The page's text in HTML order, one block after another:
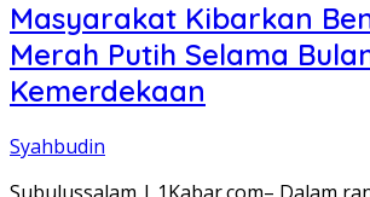
Masyarakat Kibarkan
Merah Putih Selama
Kemerdekaan
Syahbudin